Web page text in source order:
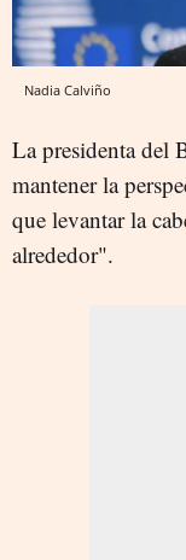
Nadia Calviño
La presidenta del
mantener la
que levantar la
alrededor".